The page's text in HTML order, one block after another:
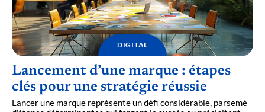
DIGITAL
Lancement d’une marque : étapes
clés pour une stratégie réussie
Lancer une marque représente un défi considérable, parsemé